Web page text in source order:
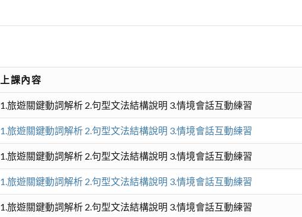
上課內容
1.旅遊關鍵動詞解析 2.句型文法結構說明 3.情境會話互動練習
1.旅遊關鍵動詞解析 2.句型文法結構說明 3.情境會話互動練習
1.旅遊關鍵動詞解析 2.句型文法結構說明 3.情境會話互動練習
1.旅遊關鍵動詞解析 2.句型文法結構說明 3.情境會話互動練習
1.旅遊關鍵動詞解析 2.句型文法結構說明 3.情境會話互動練習